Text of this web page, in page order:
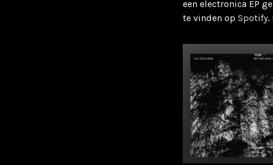
een electronica EP
te vinden op Spotify.